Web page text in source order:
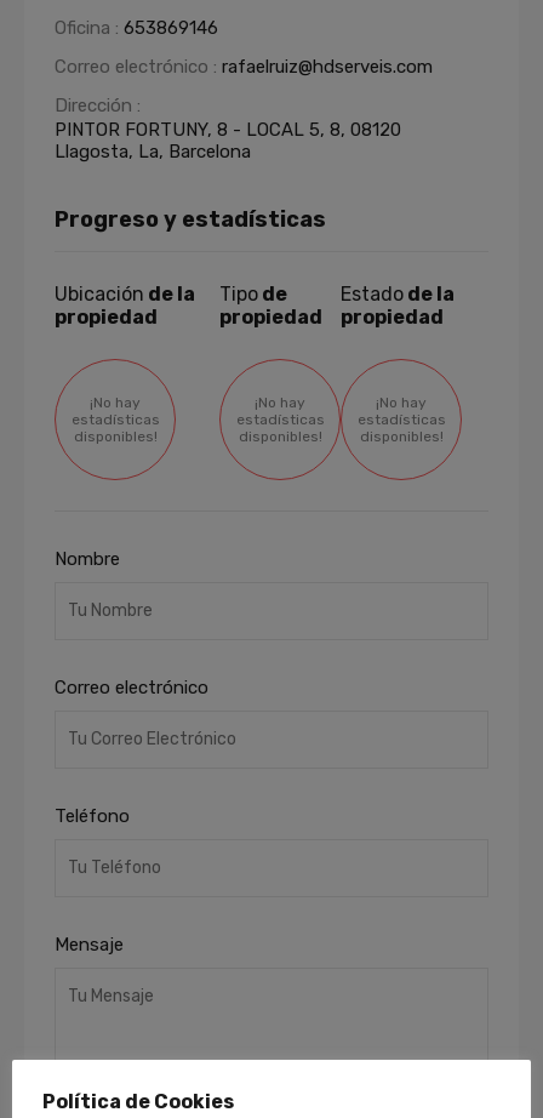
Oficina : 653869146
Correo electrónico : rafaelruiz@hdserveis.com
Dirección :
PINTOR FORTUNY, 8 - LOCAL 5, 8, 08120
Llagosta, La, Barcelona
Progreso y estadísticas
Ubicación de la
propiedad
¡No hay
estadísticas
disponibles!
Tipo de
propiedad
¡No hay
estadísticas
disponibles!
Estado de la
propiedad
¡No hay
estadísticas
disponibles!
Nombre
Correo electrónico
Teléfono
Mensaje
Política de Cookies